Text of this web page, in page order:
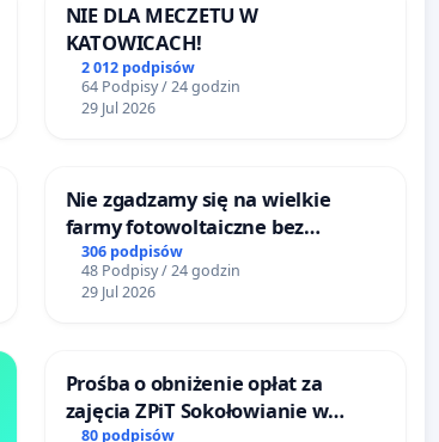
NIE DLA MECZETU W
KATOWICACH!
2 012 podpisów
64 Podpisy / 24 godzin
29 Jul 2026
Nie zgadzamy się na wielkie
farmy fotowoltaiczne bez
rzetelnych analiz i akceptacji
mieszkańców
306 podpisów
48 Podpisy / 24 godzin
29 Jul 2026
Prośba o obniżenie opłat za
zajęcia ZPiT Sokołowianie w
80 podpisów